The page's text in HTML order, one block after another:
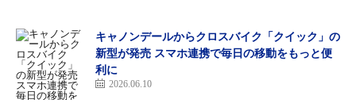
キャノンデールからクロスバイク「クイック」の
新型が発売 スマホ連携で毎日の移動をもっと便
利に
2026.06.10